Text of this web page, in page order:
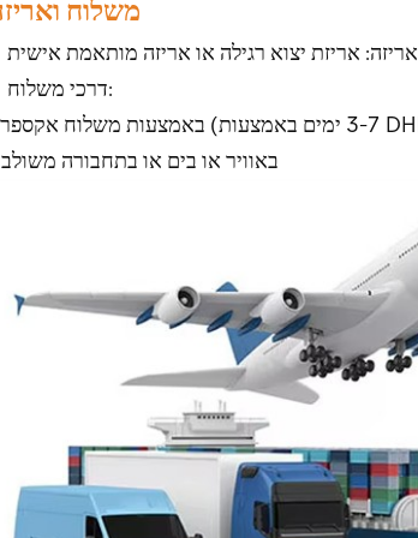
משלוח
אריזה: אריזת יצוא רגילה או אריזה מותאמת אישית
דרכי משלוח:
באוויר או בים או בתחבורה